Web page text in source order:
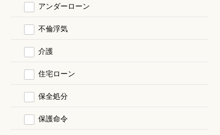
アンダーローン
不倫浮気
介護
住宅ローン
保全処分
保護命令